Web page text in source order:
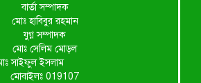
বার্তা সম্পাদক
মোঃ হাবিবুর রহমান
যুগ্ন সম্পাদক
মোঃ সেলিম মোড়ল
ইসলাম
মোবাইলঃ 019107